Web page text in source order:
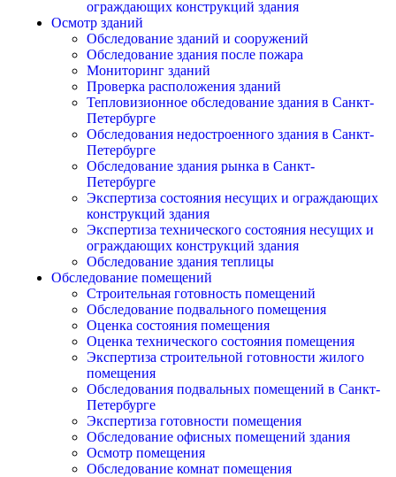
ограждающих конструкций здания
Осмотр зданий
Обследование зданий и сооружений
Обследование здания после пожара
Мониторинг зданий
Проверка расположения зданий
Тепловизионное обследование здания в Санкт-
Петербурге
Обследования недостроенного здания в Санкт-
Петербурге
Обследование здания рынка в Санкт-
Петербурге
Экспертиза состояния несущих и ограждающих
конструкций здания
Экспертиза технического состояния несущих и
ограждающих конструкций здания
Обследование здания теплицы
Обследование помещений
Строительная готовность помещений
Обследование подвального помещения
Оценка состояния помещения
Оценка технического состояния помещения
Экспертиза строительной готовности жилого
помещения
Обследования подвальных помещений в Санкт-
Петербурге
Экспертиза готовности помещения
Обследование офисных помещений здания
Осмотр помещения
Обследование комнат помещения